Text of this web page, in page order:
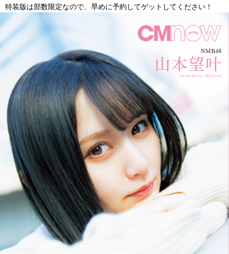
特装版は部数限定なので、早めに予約してゲットしてください！